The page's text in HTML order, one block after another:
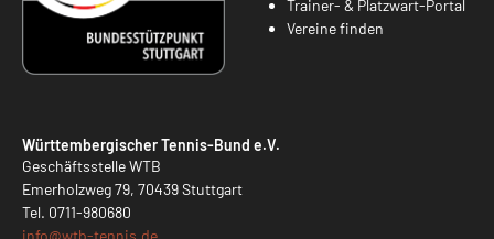
Trainer- & Platzwart-Portal
Vereine finden
Württembergischer Tennis-Bund e.V.
Geschäftsstelle WTB
Emerholzweg 79, 70439 Stuttgart
Tel. 0711-980680
info@wtb-tennis.de